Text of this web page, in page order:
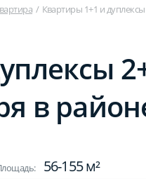
Квартиры 1+1 и
в
56-155 м²